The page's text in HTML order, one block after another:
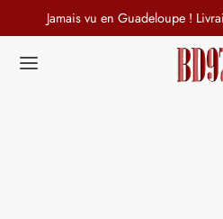
Jamais vu en Guadeloupe !